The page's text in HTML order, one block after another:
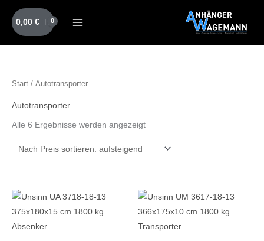
Inhalt
springen
0,00€
Start / Autotransporter
Autotransporter
Alle 6 Ergebnisse werden angezeigt